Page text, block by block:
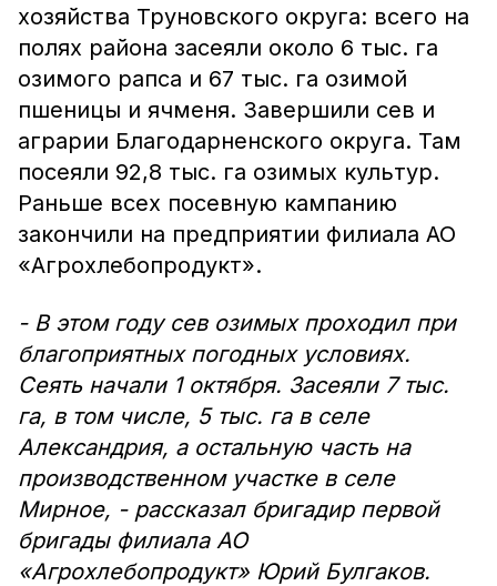
хозяйства Труновского округа: всего на
полях района засеяли около 6 тыс. га
озимого рапса и 67 тыс. га озимой
пшеницы и ячменя. Завершили сев и
аграрии Благодарненского округа. Там
посеяли 92,8 тыс. га озимых культур.
Раньше всех посевную кампанию
закончили на предприятии филиала АО
«Агрохлебопродукт».
- В этом году сев озимых проходил при
благоприятных погодных условиях.
Сеять начали 1 октября. Засеяли 7 тыс.
га, в том числе, 5 тыс. га в селе
Александрия, а остальную часть на
производственном участке в селе
Мирное, - рассказал бригадир первой
бригады филиала АО
«Агрохлебопродукт» Юрий Булгаков.